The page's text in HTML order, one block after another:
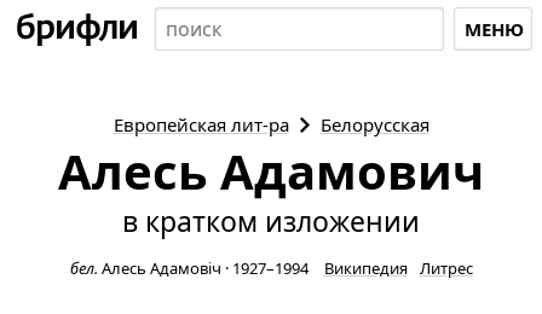
МЕНЮ
Европейская лит-ра Белорусская
Алесь Адамович
в кратком изложении
бел. Алесь Адамовіч · 1927–1994 Википедия Литрес